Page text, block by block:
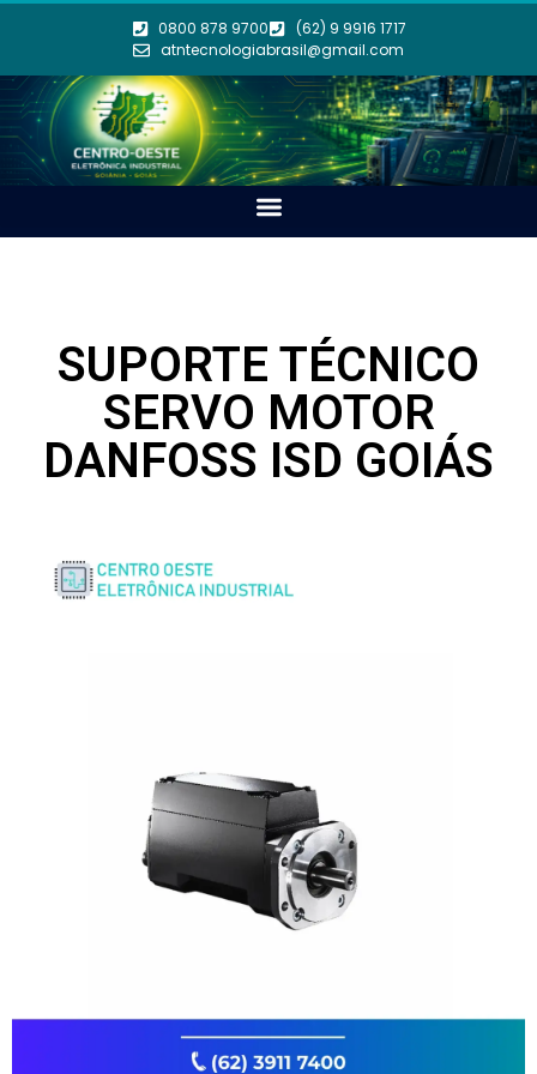
0800 878 9700
(62) 9 9916 1717
atntecnologiabrasil@gmail.com
SUPORTE TÉCNICO
SERVO MOTOR
DANFOSS ISD GOIÁS